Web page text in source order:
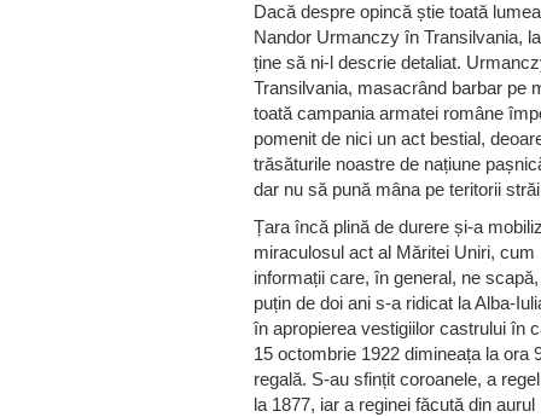
Dacă despre opincă știe toată
Nandor Urmanczy în Transilvania,
ține să ni-l descrie detaliat.
Transilvania, masacrând barbar pe
toată campania armatei române
pomenit de nici un act bestial,
trăsăturile noastre de națiune
dar nu să pună mâna pe teritorii
Țara încă plină de durere și-a
miraculosul act al Măritei Uniri,
informații care, în general, ne
puțin de doi ani s-a ridicat la Alba-
în apropierea vestigiilor castrului în
15 octombrie 1922 dimineața la ora
regală. S-au sfințit coroanele, a
la 1877, iar a reginei făcută din